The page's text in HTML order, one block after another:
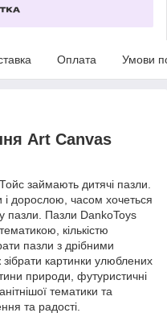
Оплата Умови
Art Canvas
займають дитячі пазли.
дорослою, часом хочеться
пазли. Пазли DankoToys
кількістю
пазли з дрібними
картинки улюблених
природи, футуристичні
тематики та
та радості.